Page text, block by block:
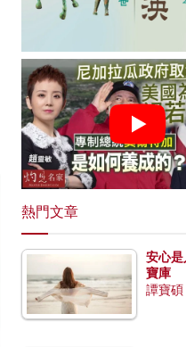
熱門文章
安心
寶庫
譚寶碩